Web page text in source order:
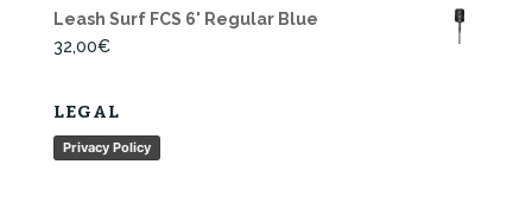
Leash Surf FCS 6' Regular Blue
32,00€
LEGAL
Privacy Policy